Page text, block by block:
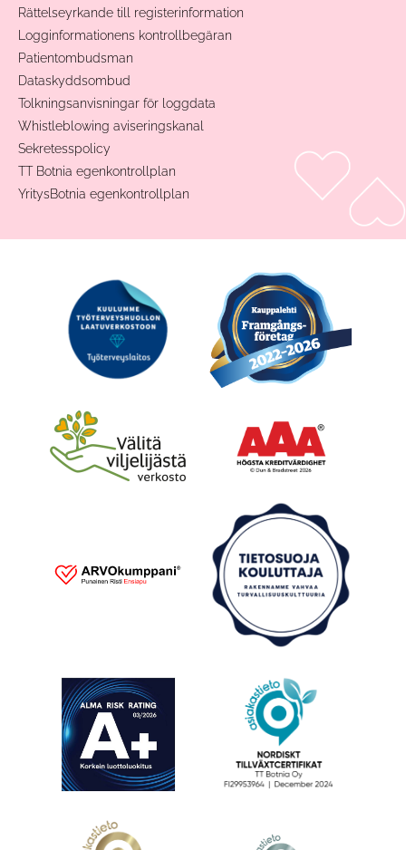
Rättelseyrkande till registerinformation
Logginformationens kontrollbegäran
Patientombudsman
Dataskyddsombud
Tolkningsanvisningar för loggdata
Whistleblowing aviseringskanal
Sekretesspolicy
TT Botnia egenkontrollplan
YritysBotnia egenkontrollplan